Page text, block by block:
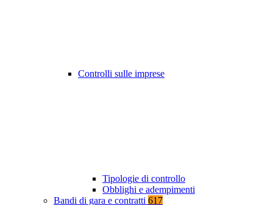
Controlli sulle imprese
Tipologie di controllo
Obblighi e adempimenti
Bandi di gara e contratti 617